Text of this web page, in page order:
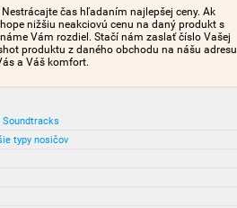
čas hľadaním najlepšej ceny. Ak
nižšiu neakciovú cenu na daný produkt s
Vám rozdiel. Stačí nám zaslať číslo Vašej
produktu z daného obchodu na nášu adresu
a Váš komfort.
Soundtracks
typy nosičov